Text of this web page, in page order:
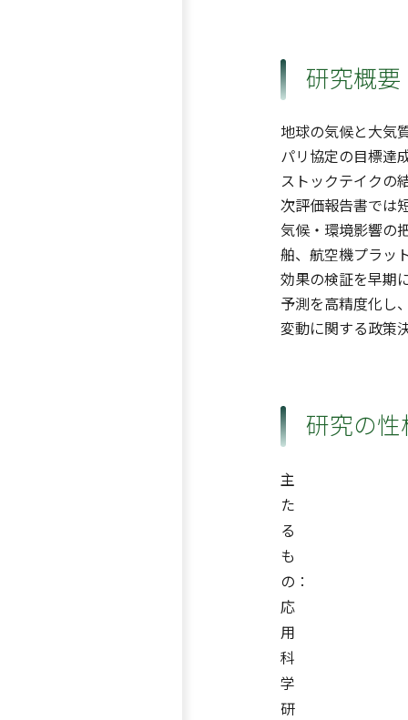
研究概要
地球の気候と大気
パリ協定の目標達
ストックテイクの
次評価報告書では
気候・環境影響の
舶、航空機プラッ
効果の検証を早期
予測を高精度化し
変動に関する政策
研究の性
主
た
る
も
の：
応
用
科
学
研